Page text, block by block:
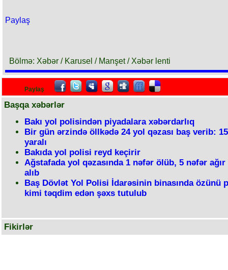
Paylaş
Bölmə: Xəbər / Karusel / Manşet / Xəbər lenti
Paylaş
Başqa xəbərlər
Bakı yol polisindən piyadalara xəbərdarlıq
Bir gün ərzində öllkədə 24 yol qəzası baş verib:
yaralı
Bakıda yol polisi reyd keçirir
Ağstafada yol qəzasında 1 nəfər ölüb, 5 nəfər
alıb
Baş Dövlət Yol Polisi İdarəsinin binasında özünü
kimi təqdim edən şəxs tutulub
Fikirlər